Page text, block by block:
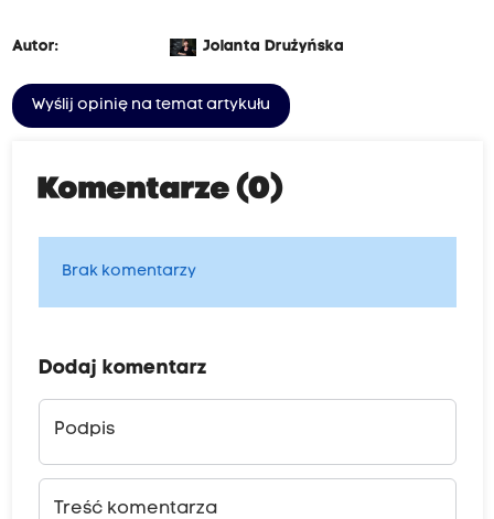
Autor: Jolanta Drużyńska
Wyślij opinię na temat artykułu
Komentarze (0)
Brak komentarzy
Dodaj komentarz
Podpis
Treść komentarza